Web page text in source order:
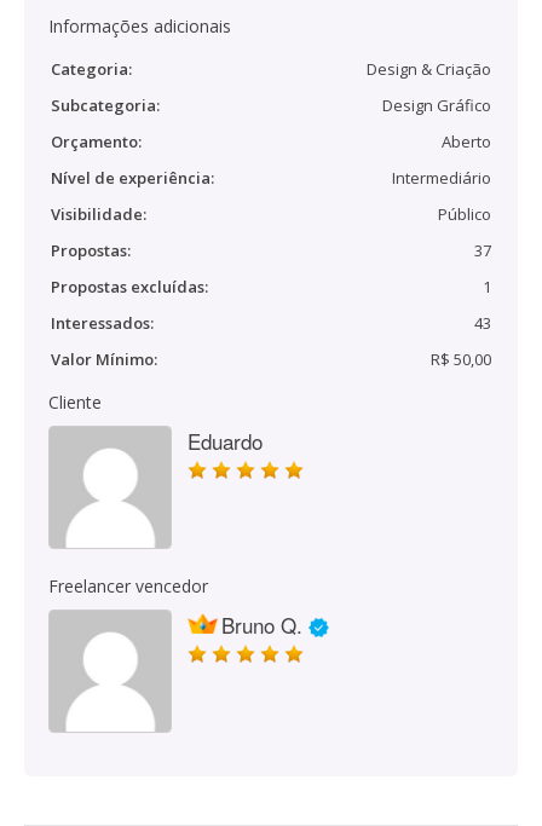
Informações adicionais
Categoria:
Design & Criação
Subcategoria:
Design Gráfico
Orçamento:
Aberto
Nível de experiência:
Intermediário
Visibilidade:
Público
Propostas:
37
Propostas excluídas:
1
Interessados:
43
Valor Mínimo:
R$ 50,00
Cliente
Eduardo
Freelancer vencedor
Bruno Q.